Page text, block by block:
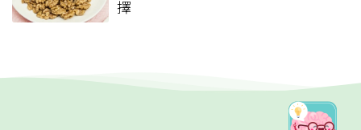
擇